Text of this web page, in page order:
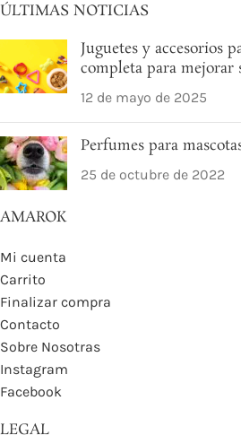
ÚLTIMAS NOTICIAS
Juguetes y accesorios
completa para mejorar
12 de mayo de 2025
Perfumes para
25 de octubre de 2022
AMAROK
Mi cuenta
Carrito
Finalizar compra
Contacto
Sobre Nosotras
Instagram
Facebook
LEGAL